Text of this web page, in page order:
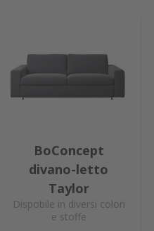
BoConcept
divano-letto
Taylor
Dispobile in diversi colori
e stoffe